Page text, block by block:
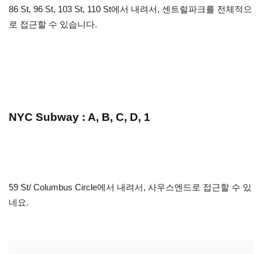
86 St, 96 St, 103 St, 110 St에서 내려서, 센트럴파크를 전체적으
로 접근할 수 있습니다.
NYC Subway : A, B, C, D, 1
59 St/ Columbus Circle에서 내려서, 사우스엔드로 접근할 수 있
네요.